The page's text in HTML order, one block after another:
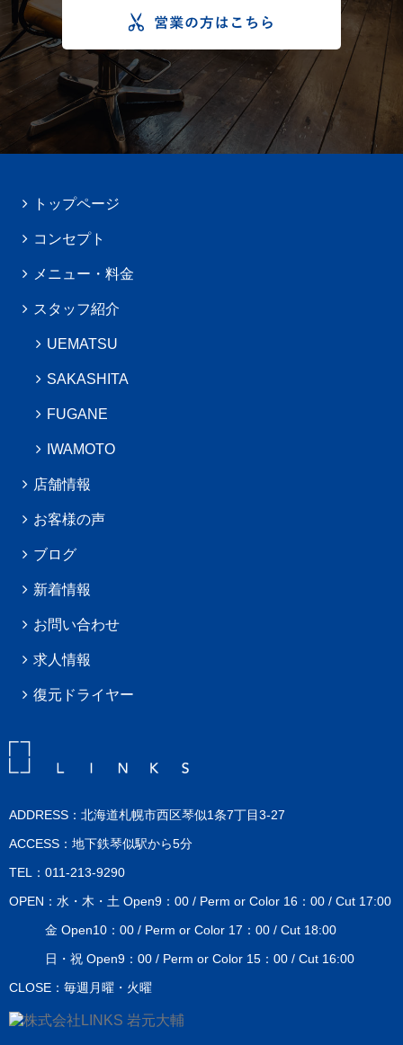
トップページ
コンセプト
メニュー・料金
スタッフ紹介
UEMATSU
SAKASHITA
FUGANE
IWAMOTO
店舗情報
お客様の声
ブログ
新着情報
お問い合わせ
求人情報
復元ドライヤー
ADDRESS：北海道札幌市西区琴似1条7丁目3-27
ACCESS：地下鉄琴似駅から5分
TEL：011-213-9290
OPEN：水・木・土 Open9：00 / Perm or Color 16：00 / Cut 17:00
金 Open10：00 / Perm or Color 17：00 / Cut 18:00
日・祝 Open9：00 / Perm or Color 15：00 / Cut 16:00
CLOSE：毎週月曜・火曜